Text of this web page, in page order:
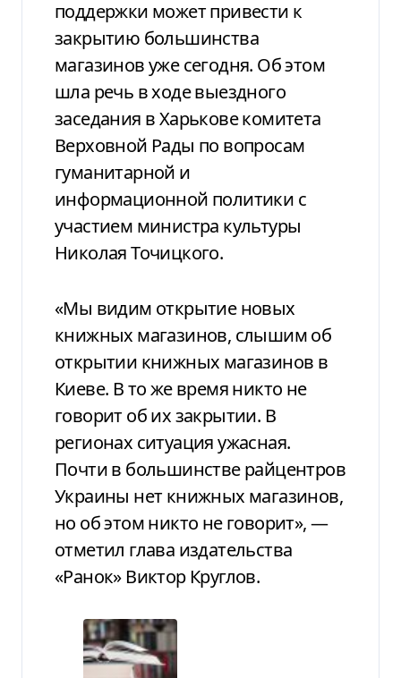
поддержки может привести к
закрытию большинства
магазинов уже сегодня. Об этом
шла речь в ходе выездного
заседания в Харькове комитета
Верховной Рады по вопросам
гуманитарной и
информационной политики с
участием министра культуры
Николая Точицкого.
«Мы видим открытие новых
книжных магазинов, слышим об
открытии книжных магазинов в
Киеве. В то же время никто не
говорит об их закрытии. В
регионах ситуация ужасная.
Почти в большинстве райцентров
Украины нет книжных магазинов,
но об этом никто не говорит», —
отметил глава издательства
«Ранок» Виктор Круглов.